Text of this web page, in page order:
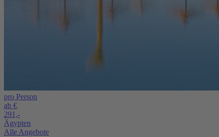
pro Person
ab €
291,-
Ägypten
Alle Angebote